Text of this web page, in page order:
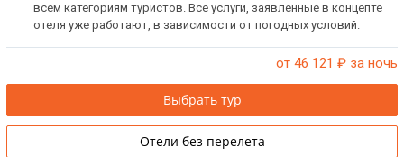
всем категориям туристов. Все услуги, заявленные в концепте
отеля уже работают, в зависимости от погодных условий.
от 46 121 ₽ за ночь
Выбрать тур
Отели без перелета